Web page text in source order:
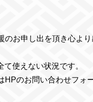
お申し出を頂き心より
使えない状況です。
のお問い合わせフォ